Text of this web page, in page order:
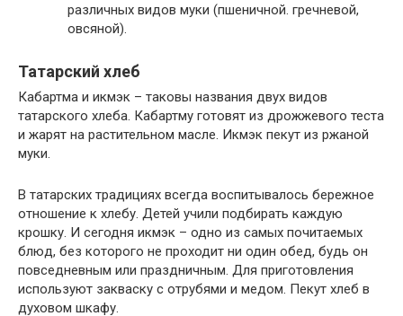
различных видов муки (пшеничной. гречневой,
овсяной).
Татарский хлеб
Кабартма и икмэк – таковы названия двух видов
татарского хлеба. Кабартму готовят из дрожжевого теста
и жарят на растительном масле. Икмэк пекут из ржаной
муки.
В татарских традициях всегда воспитывалось бережное
отношение к хлебу. Детей учили подбирать каждую
крошку. И сегодня икмэк – одно из самых почитаемых
блюд, без которого не проходит ни один обед, будь он
повседневным или праздничным. Для приготовления
используют закваску с отрубями и медом. Пекут хлеб в
духовом шкафу.